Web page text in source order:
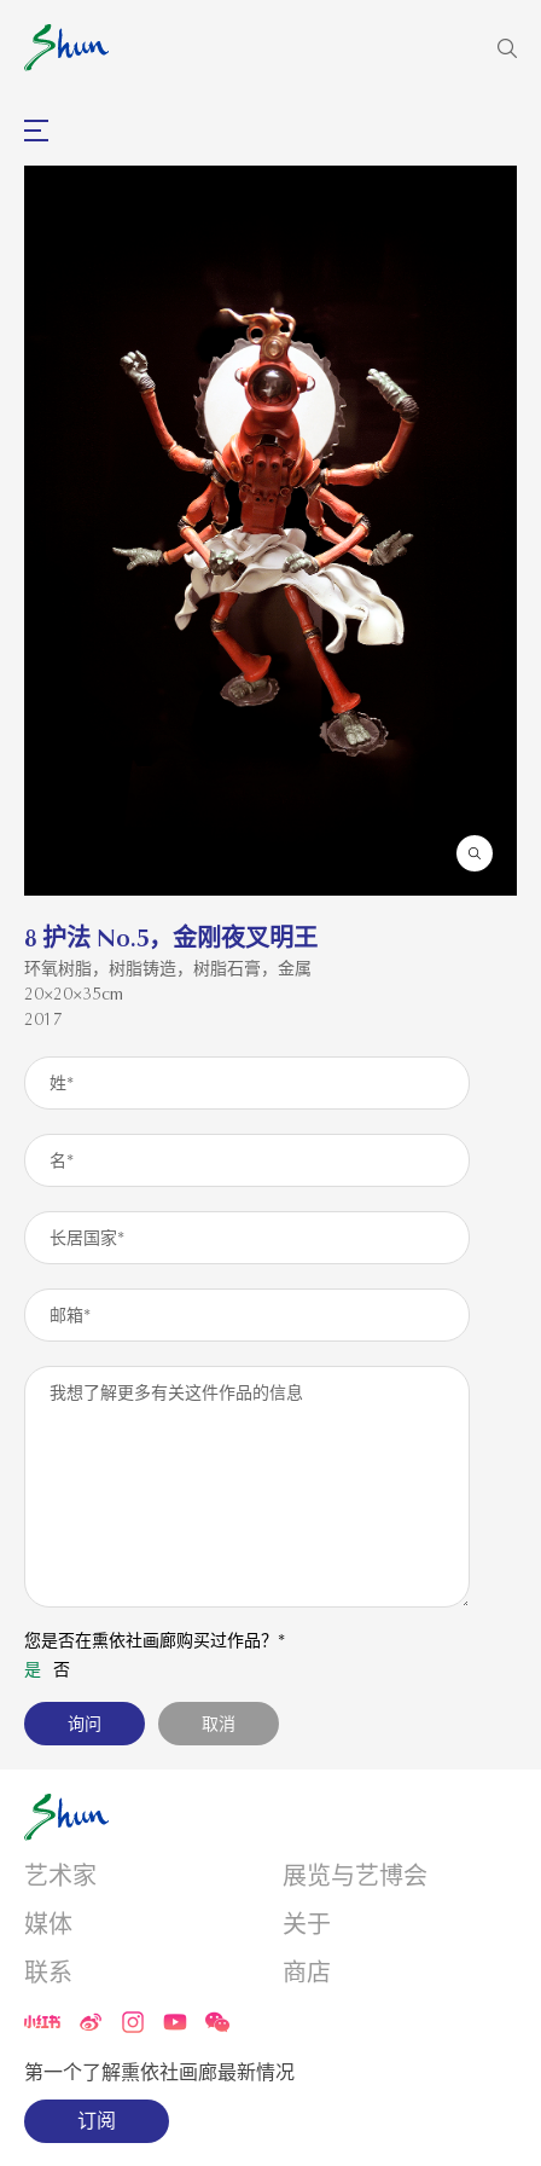
8 护法 No.5，金刚夜叉明王
环氧树脂，树脂铸造，树脂石膏，金属
20×20×35cm
2017
您是否在熏依社画廊购买过作品？*
是 否
艺术家
展览与艺博会
媒体
关于
联系
商店
第一个了解熏依社画廊最新情况
订阅